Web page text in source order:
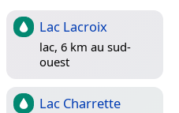
Lac Lacroix
lac, 6 km au sud-
ouest
Lac Charrette